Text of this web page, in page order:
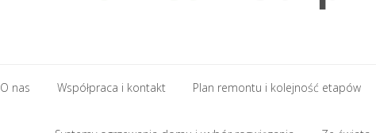
O nas Współpraca i kontakt Plan remontu i kolejność etapów